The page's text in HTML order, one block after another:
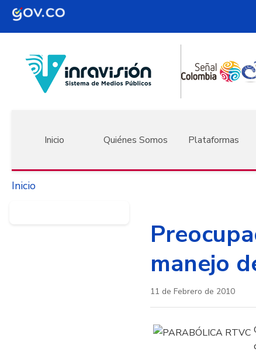
Pasar al contenido principal
Inicio Quiénes Somos Plataformas
Inicio
manejo
11 de Febrero de 2010